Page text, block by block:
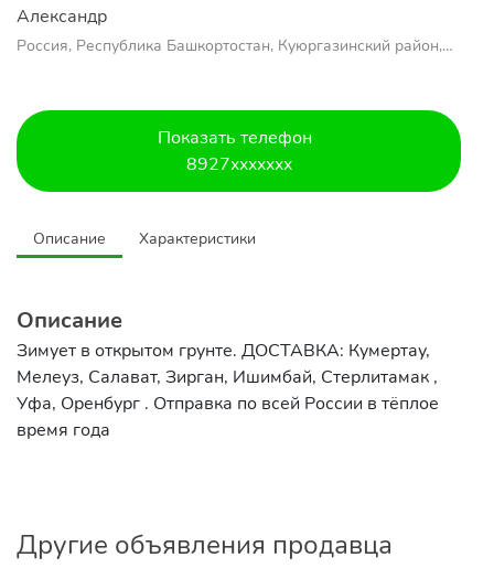
Александр
Россия, Республика Башкортостан, Куюргазинский район,
Показать телефон
8927xxxxxxx
Описание Характеристики
Описание
Зимует в открытом грунте. ДОСТАВКА: Кумертау,
Мелеуз, Салават, Зирган, Ишимбай, Стерлитамак ,
Уфа, Оренбург . Отправка по всей России в тёплое
время года
Другие объявления продавца